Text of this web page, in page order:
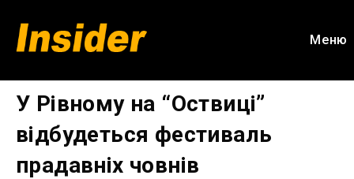
вмісту
Меню
У Рівному на “Оствиці”
відбудеться фестиваль
прадавніх човнів